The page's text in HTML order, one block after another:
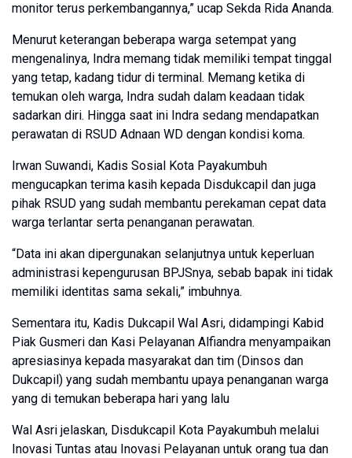
monitor terus perkembangannya,” ucap Sekda Rida Ananda.
Menurut keterangan beberapa warga setempat yang
mengenalinya, Indra memang tidak memiliki tempat tinggal
yang tetap, kadang tidur di terminal. Memang ketika di
temukan oleh warga, Indra sudah dalam keadaan tidak
sadarkan diri. Hingga saat ini Indra sedang mendapatkan
perawatan di RSUD Adnaan WD dengan kondisi koma.
Irwan Suwandi, Kadis Sosial Kota Payakumbuh
mengucapkan terima kasih kepada Disdukcapil dan juga
pihak RSUD yang sudah membantu perekaman cepat data
warga terlantar serta penanganan perawatan.
“Data ini akan dipergunakan selanjutnya untuk keperluan
administrasi kepengurusan BPJSnya, sebab bapak ini tidak
memiliki identitas sama sekali,” imbuhnya.
Sementara itu, Kadis Dukcapil Wal Asri, didampingi Kabid
Piak Gusmeri dan Kasi Pelayanan Alfiandra menyampaikan
apresiasinya kepada masyarakat dan tim (Dinsos dan
Dukcapil) yang sudah membantu upaya penanganan warga
yang di temukan beberapa hari yang lalu
Wal Asri jelaskan, Disdukcapil Kota Payakumbuh melalui
Inovasi Tuntas atau Inovasi Pelayanan untuk orang tua dan